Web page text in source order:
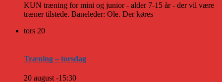
KUN træning for mini og junior - alder 7-15 år - der vil være
træner tilstede. Baneleder: Ole. Der køres
tors 20
Træning – torsdag
20 august -15:30